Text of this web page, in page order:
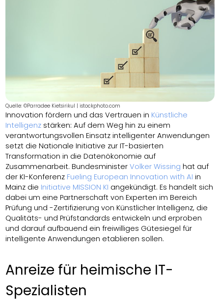
Quelle: ©Parradee Kietsirikul | istockphoto.com
Innovation fördern und das Vertrauen in Künstliche
Intelligenz stärken: Auf dem Weg hin zu einem
verantwortungsvollen Einsatz intelligenter Anwendungen
setzt die Nationale Initiative zur IT-basierten
Transformation in die Datenökonomie auf
Zusammenarbeit. BundesministerVolker Wissing hat auf
der KI-Konferenz Fueling European Innovation with AI in
Mainz die Initiative MISSION KI angekündigt. Es handelt sich
dabei um eine Partnerschaft von Experten im Bereich
Prüfung und -Zertifizierung von Künstlicher Intelligenz, die
Qualitäts- und Prüfstandards entwickeln und erproben
und darauf aufbauend ein freiwilliges Gütesiegel für
intelligente Anwendungen etablieren sollen.
Anreize für heimische IT-
Spezialisten